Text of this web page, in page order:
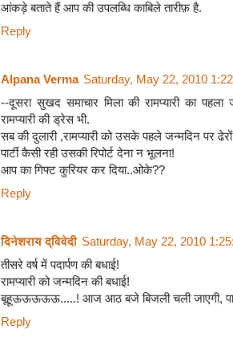
आंकड़े बताते हैं आप की उपलब्धि काबिले तारीफ़ है.
Reply
Alpana Verma Saturday, May 22, 2010
--दूसरा सुखद समाचार मिला की रामप्यारी का
रामप्यारी की ड्रेस भी.
सब की दुलारी ,रामप्यारी को उसके पहले जन्मदिन पर
पार्टी कैसी रही उसकी रिपोर्ट देना न भूलना!
आप का गिफ्ट कुरियर कर दिया..ओके??
Reply
दिनेशराय द्विवेदी Saturday, May 22, 2010
तीसरे वर्ष में पदार्पण की बधाई!
रामप्यारी को जन्मदिन की बधाई!
बूहूऊऊऊऊऊ.....! आज आठ बजे बिजली चली जाएगी,
Reply